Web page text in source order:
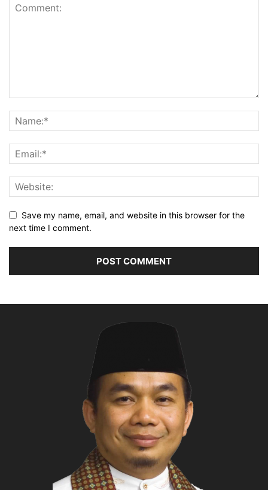
Save my name, email, and website in this browser for the
next time I comment.